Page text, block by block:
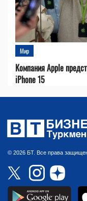
Мир
Компания Apple
iPhone 15
© 2026 БТ. Все права